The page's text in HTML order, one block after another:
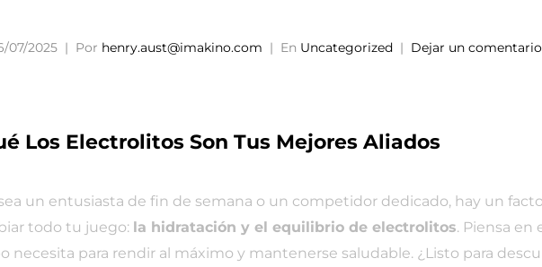
07/2025 Por henry.aust@imakino.com En Uncategorized Dejar un comentario
Los Electrolitos Son Tus Mejores Aliados
un entusiasta de fin de semana o un competidor dedicado, hay un
todo tu juego: la hidratación y el equilibrio de electrolitos. Piensa en
para rendir al máximo y mantenerse saludable. ¿Listo para